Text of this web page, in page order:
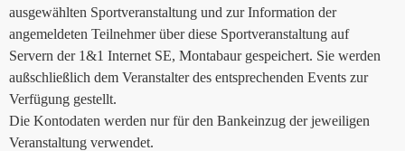
ausgewählten Sportveranstaltung und zur Information der
angemeldeten Teilnehmer über diese Sportveranstaltung auf
Servern der 1&1 Internet SE, Montabaur gespeichert. Sie werden
außschließlich dem Veranstalter des entsprechenden Events zur
Verfügung gestellt.
Die Kontodaten werden nur für den Bankeinzug der jeweiligen
Veranstaltung verwendet.